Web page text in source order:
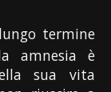
termine
amnesia è
sua vita